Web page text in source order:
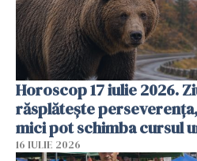
Horoscop 17 iulie 2026.
răsplătește
mici pot schimba cursul
16 IULIE 2026